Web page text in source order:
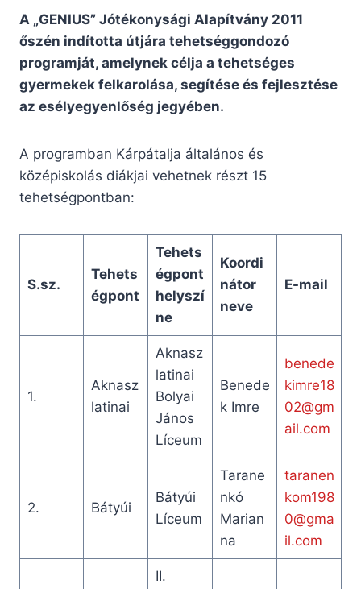
A „GENIUS” Jótékonysági Alapítvány 2011
őszén indította útjára tehetséggondozó
programját, amelynek célja a tehetséges
gyermekek felkarolása, segítése és fejlesztése
az esélyegyenlőség jegyében.
A programban Kárpátalja általános és
középiskolás diákjai vehetnek részt 15
tehetségpontban:
S.sz.
Tehets
égpont
Tehets
égpont
helyszí
ne
Koordi
nátor
neve
E-mail
1.
Aknasz
latinai
Aknasz
latinai
Bolyai
János
Líceum
Benede
k Imre
benede
kimre18
02@gm
ail.com
2. Bátyúi
Bátyúi
Líceum
Tarane
nkó
Marian
na
taranen
kom198
0@gma
il.com
II.